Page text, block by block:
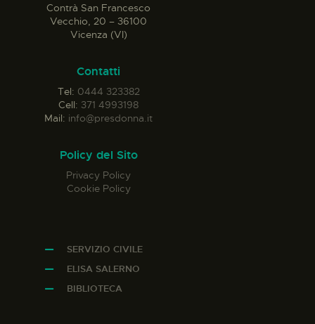
Contrà San Francesco
Vecchio, 20 – 36100
Vicenza (VI)
Contatti
Tel: 0444 323382
Cell: 371 4993198
Mail: info@presdonna.it
Policy del Sito
Privacy Policy
Cookie Policy
SERVIZIO CIVILE
ELISA SALERNO
BIBLIOTECA